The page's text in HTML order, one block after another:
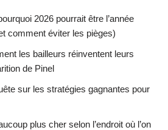
2026 pourrait être l’année
comment éviter les pièges)
les bailleurs réinventent leurs
de Pinel
sur les stratégies gagnantes pour
plus cher selon l’endroit où l’on